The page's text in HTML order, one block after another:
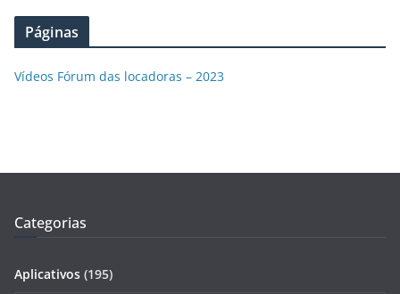
Páginas
Vídeos Fórum das locadoras – 2023
Categorias
Aplicativos (195)